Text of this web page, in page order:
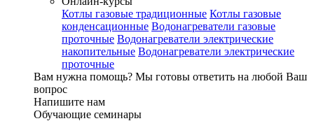
Котлы газовые традиционные Котлы газовые
конденсационные Водонагреватели газовые
проточные Водонагреватели электрические
накопительные Водонагреватели электрические
проточные
Вам нужна помощь? Мы готовы ответить на любой Ваш
вопрос
Напишите нам
Обучающие семинары